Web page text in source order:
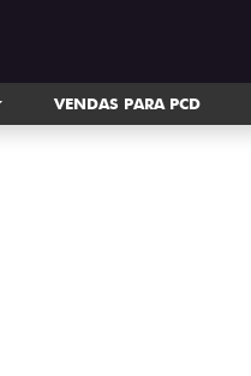
VENDAS PARA PCD